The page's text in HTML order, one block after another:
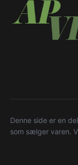
Denne side er en
som sælger varen.